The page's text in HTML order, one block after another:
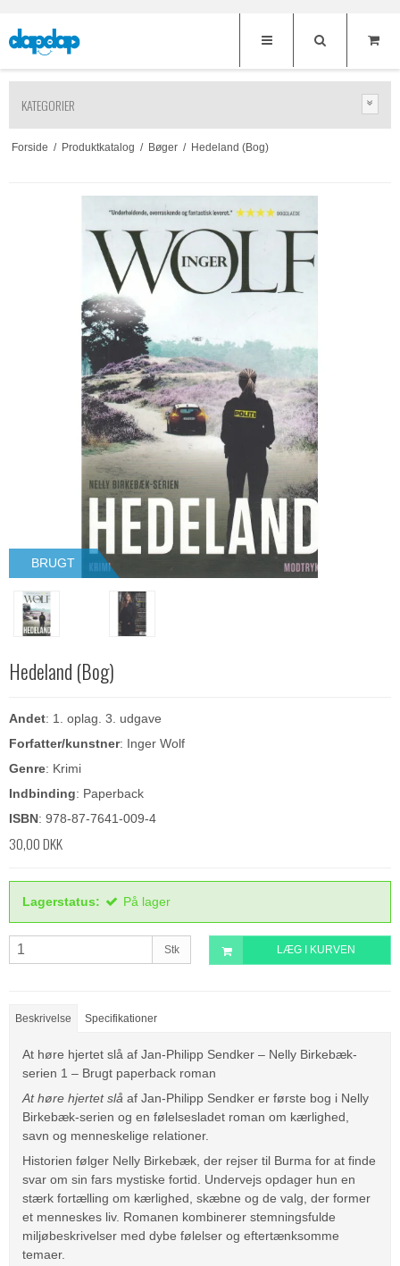
KATEGORIER
Forside / Produktkatalog / Bøger / Hedeland (Bog)
BRUGT
Hedeland (Bog)
Andet: 1. oplag. 3. udgave
Forfatter/kunstner: Inger Wolf
Genre: Krimi
Indbinding: Paperback
ISBN: 978-87-7641-009-4
30,00 DKK
Lagerstatus: På lager
Stk LÆG I KURVEN
Beskrivelse Specifikationer
At høre hjertet slå af Jan-Philipp Sendker – Nelly Birkebæk-
serien 1 – Brugt paperback roman
At høre hjertet slå af Jan-Philipp Sendker er første bog i Nelly
Birkebæk-serien og en følelsesladet roman om kærlighed,
savn og menneskelige relationer.
Historien følger Nelly Birkebæk, der rejser til Burma for at finde
svar om sin fars mystiske fortid. Undervejs opdager hun en
stærk fortælling om kærlighed, skæbne og de valg, der former
et menneskes liv. Romanen kombinerer stemningsfulde
miljøbeskrivelser med dybe følelser og eftertænksomme
temaer.